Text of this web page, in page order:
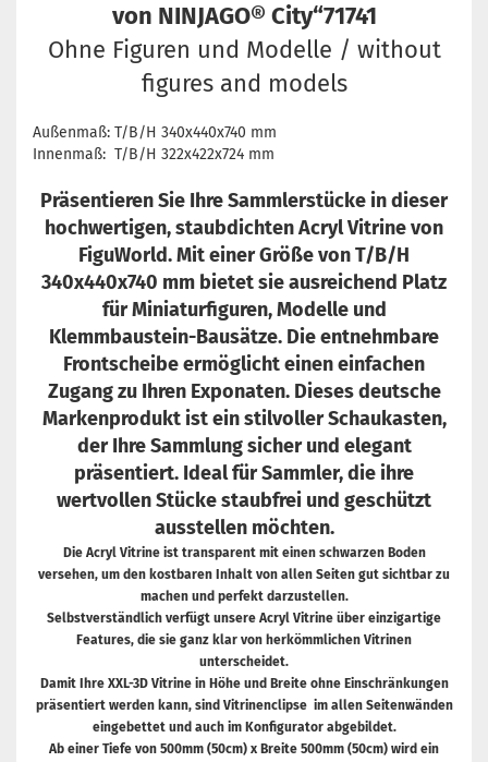
von NINJAGO® City“71741
Ohne Figuren und Modelle / without
figures and models
Außenmaß: T/B/H 340x440x740 mm
Innenmaß: T/B/H 322x422x724 mm
Präsentieren Sie Ihre Sammlerstücke in dieser
hochwertigen, staubdichten Acryl Vitrine von
FiguWorld. Mit einer Größe von T/B/H
340x440x740 mm bietet sie ausreichend Platz
für Miniaturfiguren, Modelle und
Klemmbaustein-Bausätze. Die entnehmbare
Frontscheibe ermöglicht einen einfachen
Zugang zu Ihren Exponaten. Dieses deutsche
Markenprodukt ist ein stilvoller Schaukasten,
der Ihre Sammlung sicher und elegant
präsentiert. Ideal für Sammler, die ihre
wertvollen Stücke staubfrei und geschützt
ausstellen möchten.
Die Acryl Vitrine ist transparent mit einen schwarzen Boden
versehen, um den kostbaren Inhalt von allen Seiten gut sichtbar zu
machen und perfekt darzustellen.
Selbstverständlich verfügt unsere Acryl Vitrine über einzigartige
Features, die sie ganz klar von herkömmlichen Vitrinen
unterscheidet.
Damit Ihre XXL-3D Vitrine in Höhe und Breite ohne Einschränkungen
präsentiert werden kann, sind Vitrinenclipse im allen Seitenwänden
eingebettet und auch im Konfigurator abgebildet.
Ab einer Tiefe von 500mm (50cm) x Breite 500mm (50cm) wird ein